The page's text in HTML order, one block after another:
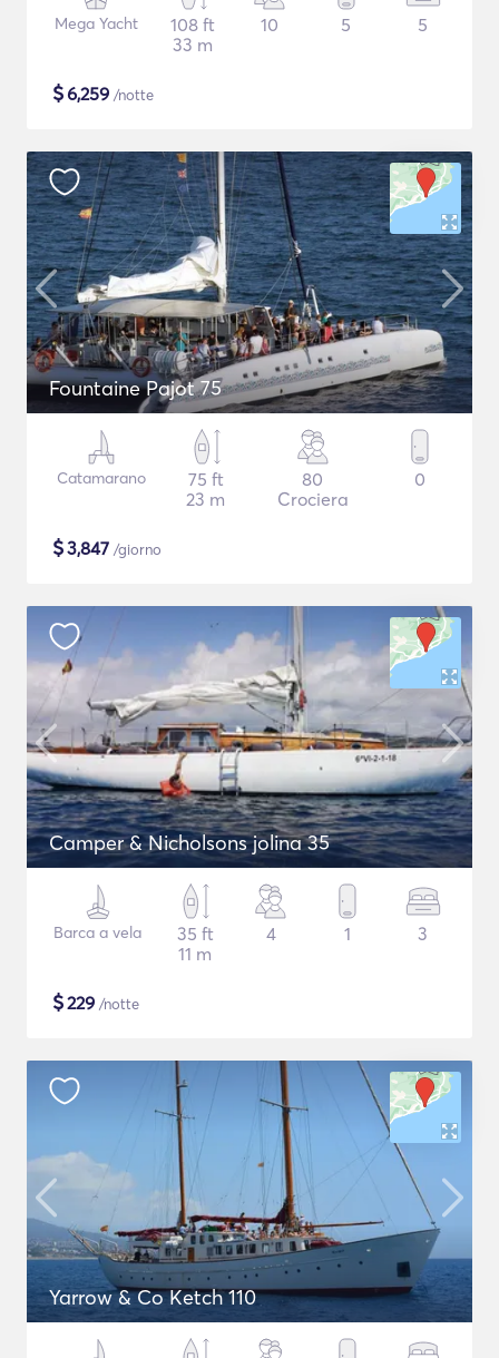
Mega Yacht
108 ft
33 m
10 5 5
$6,259 /notte
Fountaine Pajot 75
Catamarano
75 ft
23 m
80
Crociera
0
$3,847 /giorno
Camper & Nicholsons jolina 35
Barca a vela
35 ft
11 m
4 1 3
$229 /notte
Yarrow & Co Ketch 110